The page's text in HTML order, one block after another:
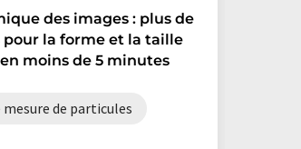
des images : plus de
pour la forme et la taille
moins de 5 minutes
de particules